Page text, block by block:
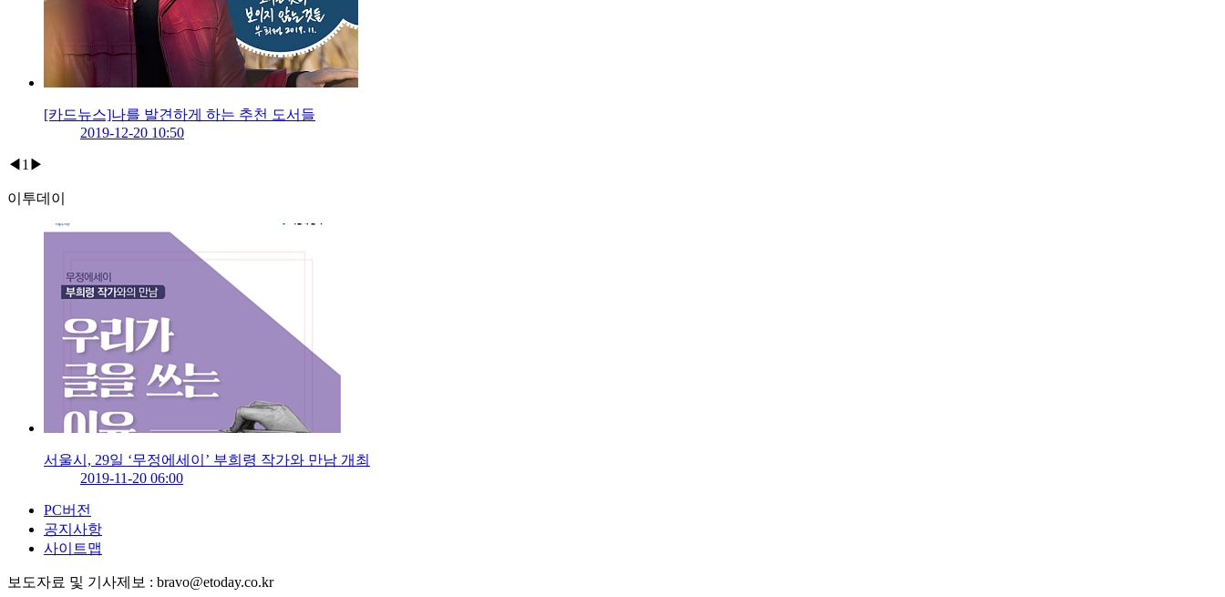
[카드뉴스]나를 발견하게 하는 추천 도서들
2019-12-20 10:50
◀ 1 ▶
이투데이
서울시, 29일 ‘무정에세이’ 부희령 작가와 만남 개최
2019-11-20 06:00
PC버전
공지사항
사이트맵
보도자료 및 기사제보 : bravo@etoday.co.kr